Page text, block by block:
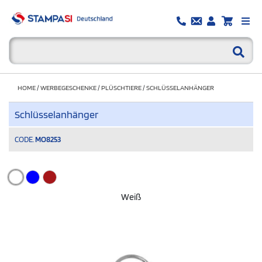
HOME/WERBEGESCHENKE/PLÜSCHTIERE/SCHLÜSSELANHÄNGER
Schlüsselanhänger
CODE. MO8253
Weiß